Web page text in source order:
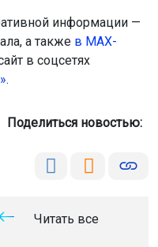
информации —
а также в МАХ-
в соцсетях
.
Поделиться новостью:
Читать все